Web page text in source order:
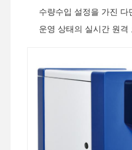
수량수입 설정을 가진 다
운영 상태의 실시간 원